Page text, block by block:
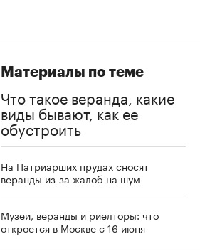
Материалы по теме
Что такое веранда, какие
виды бывают, как ее
обустроить
На Патриарших прудах сносят
веранды из-за жалоб на шум
Музеи, веранды и риелторы: что
откроется в Москве с 16 июня